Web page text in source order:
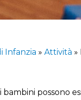
Infanzia » Attività »
bambini possono